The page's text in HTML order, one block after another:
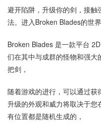
避开陷阱，升级你的剑，接
法。进入Broken Blades的世
Broken Blades 是一款平台
们在其中与成群的怪物和强
把剑，
随着游戏的进行，可以通过获
升级的外观和威力将取决于
有位置都是随机生成的，